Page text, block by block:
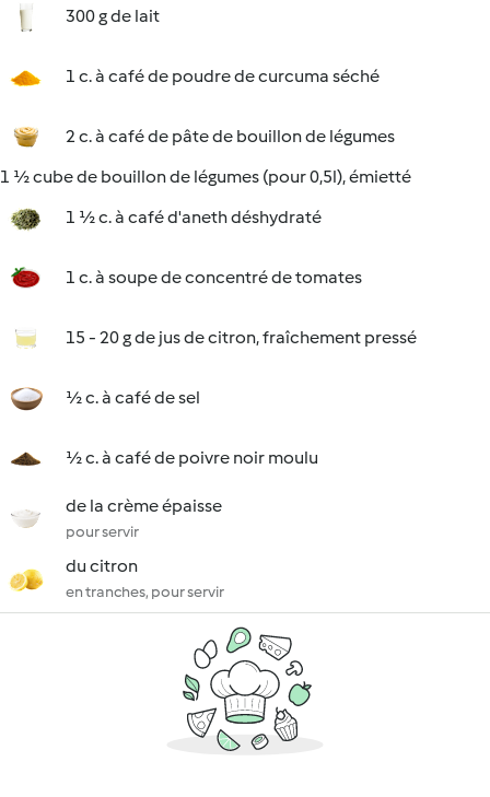
300 g de lait
1 c. à café de poudre de curcuma séché
2 c. à café de pâte de bouillon de légumes
1 ½ cube de bouillon de légumes (pour 0,5l), émietté
1 ½ c. à café d'aneth déshydraté
1 c. à soupe de concentré de tomates
15 - 20 g de jus de citron, fraîchement pressé
½ c. à café de sel
½ c. à café de poivre noir moulu
de la crème épaisse
pour servir
du citron
en tranches, pour servir